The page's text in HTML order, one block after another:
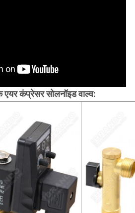
कंप्रेसर सोलनॉइड वाल्व: